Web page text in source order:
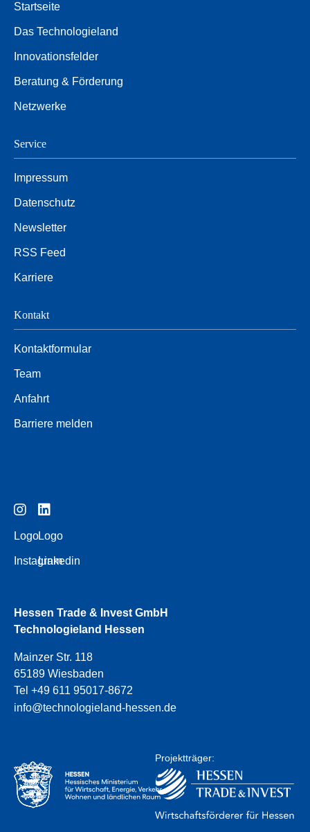
Startseite
Das Technologieland
Innovationsfelder
Beratung & Förderung
Netzwerke
Service
Impressum
Datenschutz
Newsletter
RSS Feed
Karriere
Kontakt
Kontaktformular
Team
Anfahrt
Barriere melden
Logo
Instagram
Logo
Linkedin
Hessen Trade & Invest GmbH
Technologieland Hessen
Mainzer Str. 118
65189 Wiesbaden
Tel +49 611 95017-8672
info@technologieland-hessen.de
Projektträger: